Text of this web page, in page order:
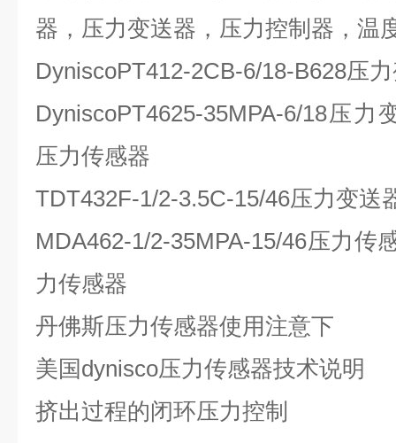
器，压力变送器，压力控制器，温
DyniscoPT412-2CB-6/18-B628压
DyniscoPT4625-35MPA-6/18压力
压力传感器
TDT432F-1/2-3.5C-15/46压力变送
MDA462-1/2-35MPA-15/46压力传
力传感器
丹佛斯压力传感器使用注意下
美国dynisco压力传感器技术说明
挤出过程的闭环压力控制